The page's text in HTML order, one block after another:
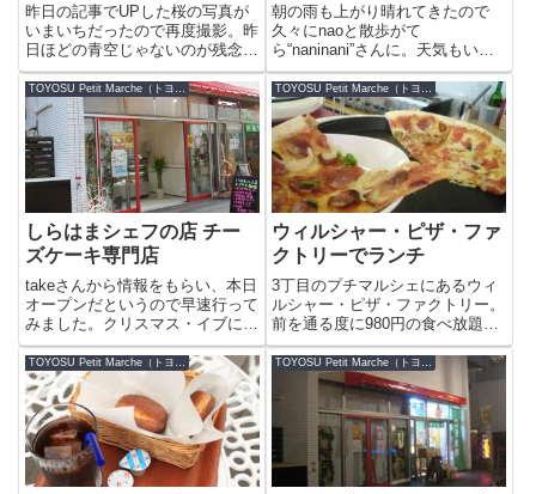
昨日の記事でUPした桜の写真が
いまいちだったので再度撮影。昨
日ほどの青空じゃないのが残念で
はありますが綺麗に記録に残して
おこうと思います。やはり、日本
人は桜に癒されますね〜っ。「豊
洲キュービックガーデン」の「デ
イリ－ヤマザキ豊洲キュービッ
ク...
朝の雨も上がり晴れてきたので
久々にnaoと散歩がて
ら“naninani”さんに。天気もいい
のでテラス席でマラサダドーナツ
2個とスパムむすびをライオンコ
ーヒーでいただきま〜す。マラサ
ダは、揚げたてをはじめて食べた
のですが美味しいですね！口の
中...
しらはまシェフの店 チー
ズケーキ専門店
takeさんから情報をもらい、本日
オープンだというので早速行って
みました。クリスマス・イブにオ
ープンなんて嬉しいですよね♪シ
ョーケースには様々な美味しそう
なチーズケーキが並んでいまし
た。しらはまシェフについて調べ
てみるとたぶん『プランタン銀...
ウィルシャー・ピザ・ファ
クトリーでランチ
3丁目のプチマルシェにあるウィ
ルシャー・ピザ・ファクトリー。
前を通る度に980円の食べ放題ラ
ンチと言うのが気になっていたの
でnaoと行ってみることにしまし
た。先払いでお金を払うとホット
プレートで保温されている焼きた
てピザを自由に食べられます...
TOYOSU Petit Marche（トヨス プチ マルシェ） TOYOSU Petit Marche（トヨス プチ マルシェ）